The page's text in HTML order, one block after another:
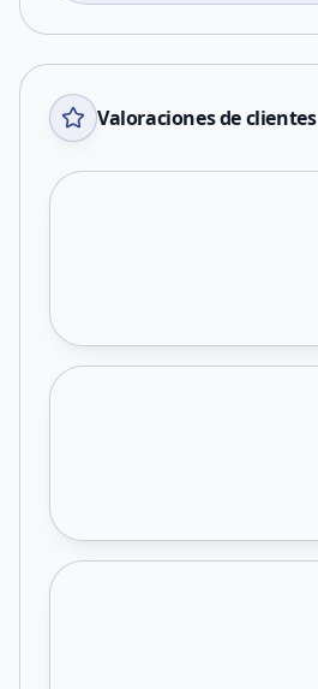
Valoraciones de clientes